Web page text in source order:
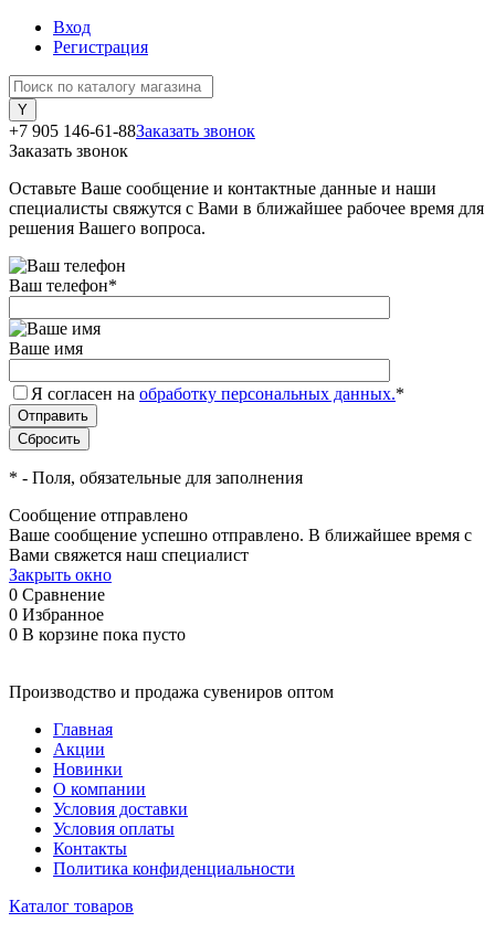
Вход
Регистрация
+7 905 146-61-88Заказать звонок
Заказать звонок
Оставьте Ваше сообщение и контактные данные и наши
специалисты свяжутся с Вами в ближайшее рабочее время для
решения Вашего вопроса.
Ваш телефон*
Ваше имя
Я согласен на обработку персональных данных.*
* - Поля, обязательные для заполнения
Сообщение отправлено
Ваше сообщение успешно отправлено. В ближайшее время с
Вами свяжется наш специалист
Закрыть окно
0 Сравнение
0 Избранное
0 В корзине пока пусто
Производство и продажа сувениров оптом
Главная
Акции
Новинки
О компании
Условия доставки
Условия оплаты
Контакты
Политика конфиденциальности
Каталог товаров